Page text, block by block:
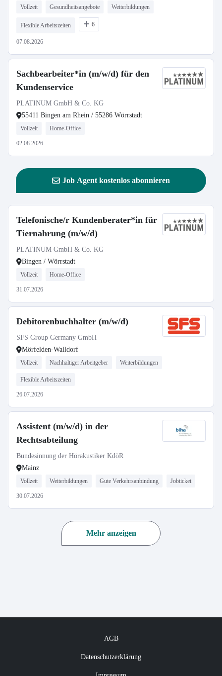
Vollzeit Gesundheitsangebote Weiterbildungen
Flexible Arbeitszeiten 6
07.08.2026
Sachbearbeiter*in (m/w/d) für den
Kundenservice
PLATINUM GmbH & Co. KG
55411 Bingen am Rhein / 55286 Wörrstadt
Vollzeit Home-Office
02.08.2026
Job Agent kostenlos abonnieren
Telefonische/r Kundenberater*in für
Tiernahrung (m/w/d)
PLATINUM GmbH & Co. KG
Bingen / Wörrstadt
Vollzeit Home-Office
31.07.2026
Debitorenbuchhalter (m/w/d)
SFS Group Germany GmbH
Mörfelden-Walldorf
Vollzeit Nachhaltiger Arbeitgeber Weiterbildungen
Flexible Arbeitszeiten
26.07.2026
Assistent (m/w/d) in der
Rechtsabteilung
Bundesinnung der Hörakustiker KdöR
Mainz
Vollzeit Weiterbildungen Gute Verkehrsanbindung Jobticket
30.07.2026
Mehr anzeigen
AGB
Datenschutzerklärung